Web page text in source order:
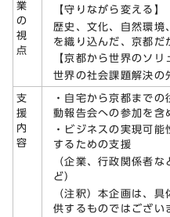
業
の
視
点
【守りながら変える】
歴史、文化、自然環境
を織り込んだ、京都だ
【京都から世界のソリ
世界の社会課題解決の
支
援
内
容
・自宅から京都まで
動報告会への参加を
・ビジネスの実現可
するための支援
（企業、行政関係者
ど）
（注釈）本企画は、
供するものではござい